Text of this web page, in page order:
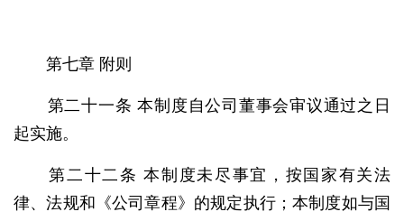
第七章 附则
第二十一条 本制度自公司董事会审议通过之日
起实施。
第二十二条 本制度未尽事宜，按国家有关法
律、法规和《公司章程》的规定执行；本制度如与国